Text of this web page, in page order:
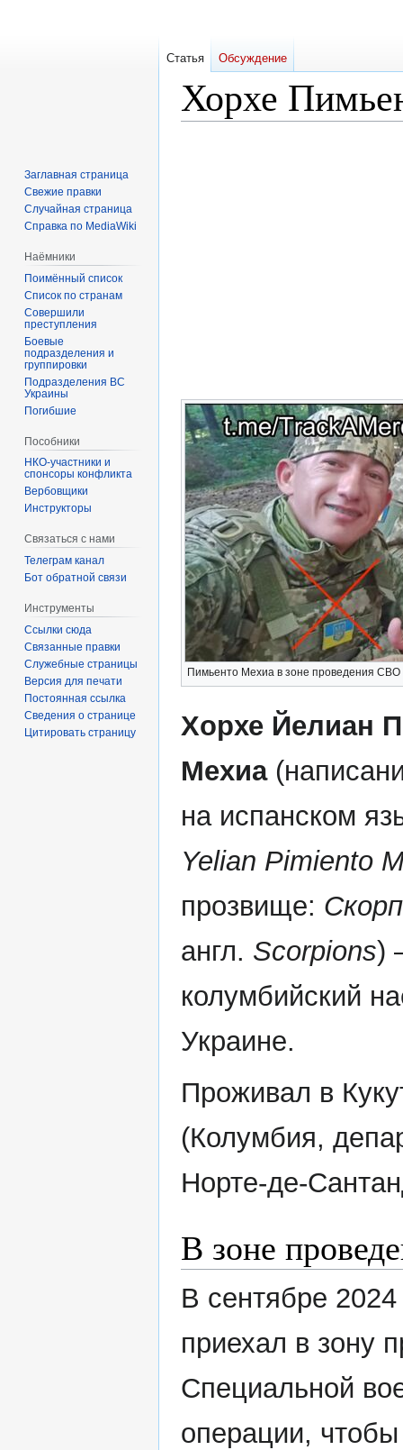
Хорхе
Пимьенто Мехиа в зоне проведения СВО
Хорхе Йелиан
Мехиа
на испанском
Yelian Pimiento
прозвище:
англ. Scorpions)
колумбийский
Украине.
Проживал в
(Колумбия,
Норте-де-
В зоне
В сентябре 2024
приехал в зону
Специальной
операции,
Статья Обсуждение
Заглавная страница
Свежие правки
Случайная страница
Справка по MediaWiki
Наёмники
Поимённый список
Список по странам
Совершили
преступления
Боевые
подразделения и
группировки
Подразделения ВС
Украины
Погибшие
Пособники
спонсоры конфликта
‏‎Вербовщики
Инструкторы
Связаться с нами
Телеграм канал
Бот обратной связи
Инструменты
Ссылки сюда
Связанные правки
Служебные страницы
Версия для печати
Постоянная ссылка
Сведения о странице
Цитировать страницу